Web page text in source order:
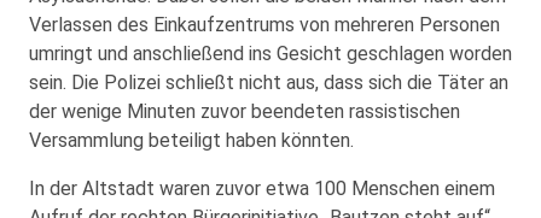
Verlassen des Einkaufzentrums von mehreren Personen
umringt und anschließend ins Gesicht geschlagen worden
sein. Die Polizei schließt nicht aus, dass sich die Täter an
der wenige Minuten zuvor beendeten rassistischen
Versammlung beteiligt haben könnten.
In der Altstadt waren zuvor etwa 100 Menschen einem